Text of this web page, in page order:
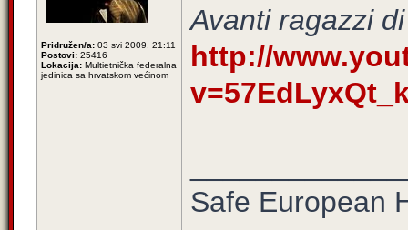
Pridružen/a: 03 svi 2009, 21:11
Postovi: 25416
Lokacija: Multietnička federalna
jedinica sa hrvatskom većinom
Avanti ragazzi
http://
Safe European